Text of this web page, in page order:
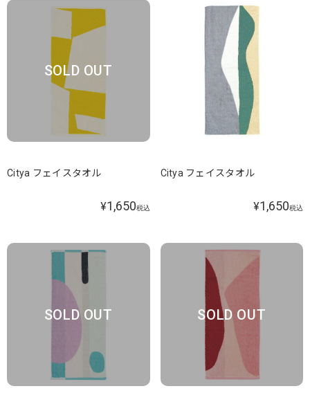
SOLD OUT
Citya フェイスタオル
¥1,650税込
Citya フェイスタオル
¥1,650税込
SOLD OUT SOLD OUT